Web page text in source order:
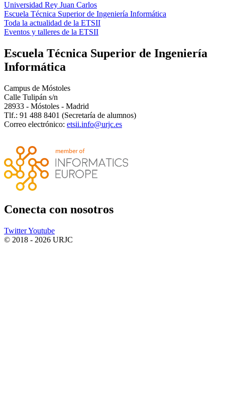
Universidad Rey Juan Carlos
Escuela Técnica Superior de Ingeniería Informática
Toda la actualidad de la ETSII
Eventos y talleres de la ETSII
Escuela Técnica Superior de Ingeniería
Informática
Campus de Móstoles
Calle Tulipán s/n
28933 - Móstoles - Madrid
Tlf.: 91 488 8401 (Secretaría de alumnos)
Correo electrónico:
Conecta con nosotros
TwitterYoutube
© 2018 - 2026 URJC